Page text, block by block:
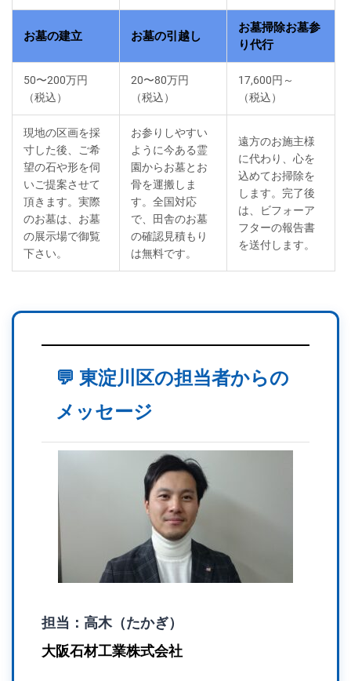
お墓の建立 お墓の引越し
お墓掃除お墓参
り代行
50〜200万円
（税込）
20〜80万円
（税込）
17,600円～
（税込）
現地の区画を採
寸した後、ご希
望の石や形を伺
いご提案させて
頂きます。実際
のお墓は、お墓
の展示場で御覧
下さい。
お参りしやすい
ように今ある霊
園からお墓とお
骨を運搬しま
す。全国対応
で、田舎のお墓
の確認見積もり
は無料です。
遠方のお施主様
に代わり、心を
込めてお掃除を
します。完了後
は、ビフォーア
フターの報告書
を送付します。
💬 東淀川区の担当者からの
メッセージ
担当：高木（たかぎ）
大阪石材工業株式会社